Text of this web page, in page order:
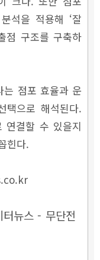
석을 적용해 ‘잘
점 구조를 구축하
는 점포 효율과 운
택으로 해석된다.
연결할 수 있을지
힌다.
뉴스 - 무단전